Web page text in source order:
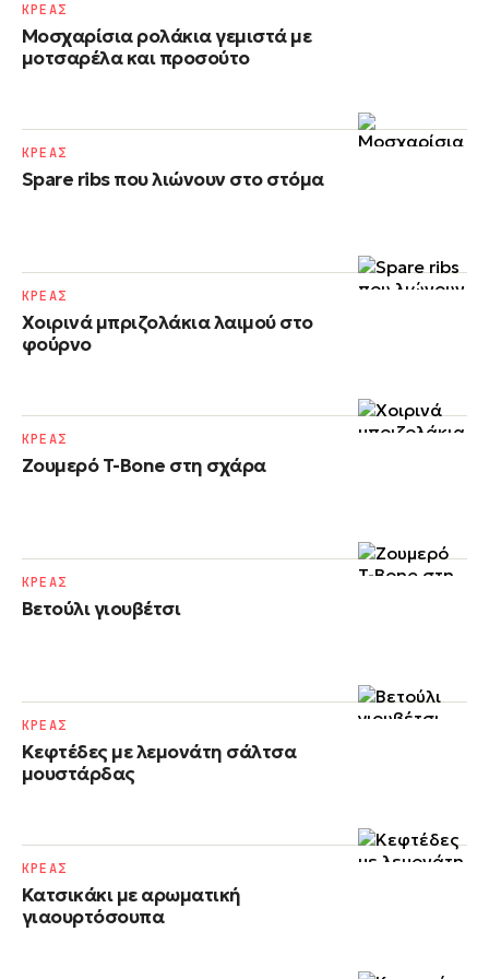
Μοσχαρίσια ρολάκια γεμιστά με
μοτσαρέλα και προσούτο
ΚΡΕΑΣ
Spare ribs που λιώνουν στο στόμα
ΚΡΕΑΣ
Χοιρινά μπριζολάκια λαιμού στο
φούρνο
ΚΡΕΑΣ
Ζουμερό T-Bone στη σχάρα
ΚΡΕΑΣ
Βετούλι γιουβέτσι
ΚΡΕΑΣ
Κεφτέδες με λεμονάτη σάλτσα
μουστάρδας
ΚΡΕΑΣ
Κατσικάκι με αρωματική
γιαουρτόσουπα
ΚΡΕΑΣ